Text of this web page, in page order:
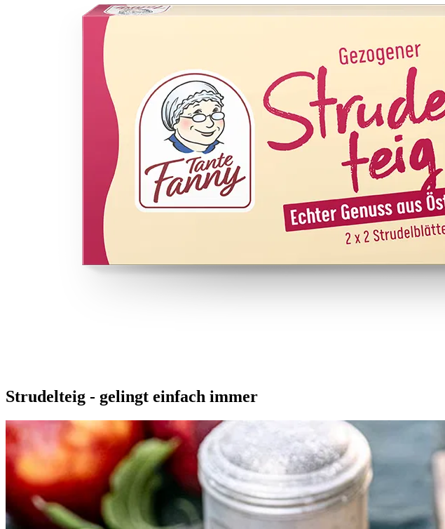
Strudelteig - gelingt einfach immer